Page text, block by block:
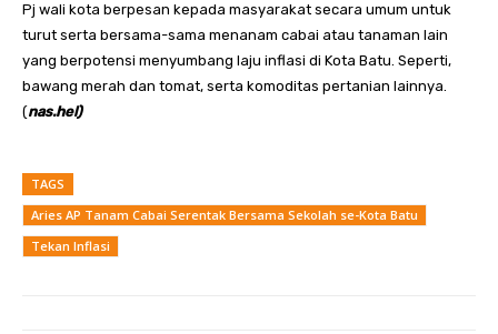
Pj wali kota berpesan kepada masyarakat secara umum untuk
turut serta bersama-sama menanam cabai atau tanaman lain
yang berpotensi menyumbang laju inflasi di Kota Batu. Seperti,
bawang merah dan tomat, serta komoditas pertanian lainnya.
(nas.hel)
TAGS
Aries AP Tanam Cabai Serentak Bersama Sekolah se-Kota Batu
Tekan Inflasi